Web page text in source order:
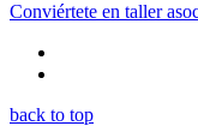
Conviértete en taller
back to top